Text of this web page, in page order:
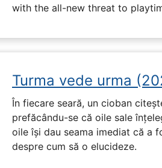
with the all-new threat to
Turma vede urma
În fiecare seară, un cioban
prefăcându-se că oile sale
oile își dau seama imediat că a
despre cum să o elucideze.